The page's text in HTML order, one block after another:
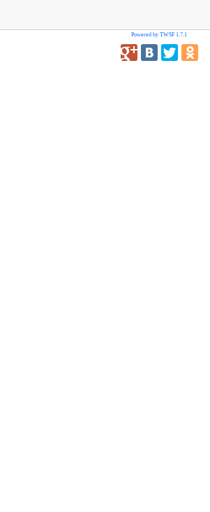
Powered by TWSF 1.7.1